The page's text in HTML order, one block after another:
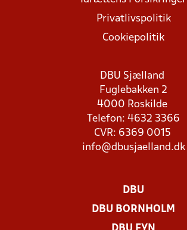
Privatlivspolitik
Cookiepolitik
DBU Sjælland
Fuglebakken 2
4000 Roskilde
Telefon: 4632 3366
CVR: 6369 0015
info@dbusjaelland.dk
DBU
DBU BORNHOLM